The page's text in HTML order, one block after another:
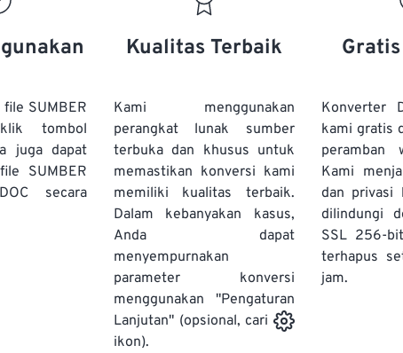
SUMBER
tombol
juga dapat
file SUMBER
secara
Kualitas Terbaik
Kami menggunakan
perangkat lunak sumber
terbuka dan khusus untuk
memastikan konversi kami
memiliki kualitas terbaik.
Dalam kebanyakan kasus,
Anda dapat
menyempurnakan
parameter konversi
menggunakan "Pengaturan
Lanjutan" (opsional, cari
ikon).
Konverter
kami gratis
peramban
Kami
dan privasi
dilindungi
SSL 256-
terhapus
jam.